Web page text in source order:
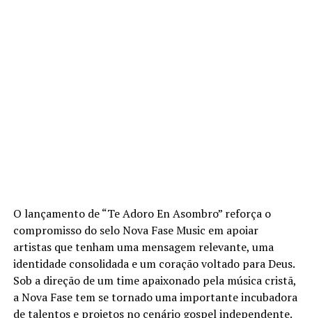
O lançamento de “Te Adoro En Asombro” reforça o
compromisso do selo Nova Fase Music em apoiar
artistas que tenham uma mensagem relevante, uma
identidade consolidada e um coração voltado para Deus.
Sob a direção de um time apaixonado pela música cristã,
a Nova Fase tem se tornado uma importante incubadora
de talentos e projetos no cenário gospel independente.